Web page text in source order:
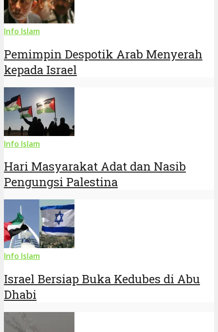
Info Islam
Pemimpin Despotik Arab Menyerah
kepada Israel
Info Islam
Hari Masyarakat Adat dan Nasib
Pengungsi Palestina
Info Islam
Israel Bersiap Buka Kedubes di Abu
Dhabi